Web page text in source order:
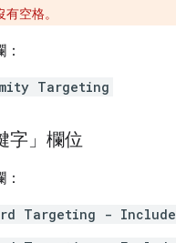
空格。
Targeting
字」欄位
Targeting - Include